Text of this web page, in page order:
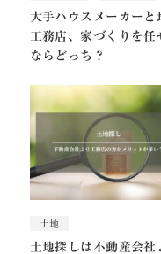
大手ハウスメーカーと
工務店、家づくりを任
ならどっち？
土地
土地探しは不動産会社